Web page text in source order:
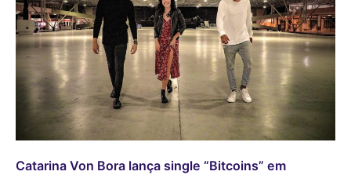
Catarina Von Bora lança single “Bitcoins” em